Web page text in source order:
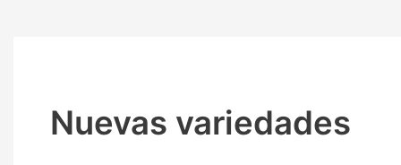
Nuevas variedades